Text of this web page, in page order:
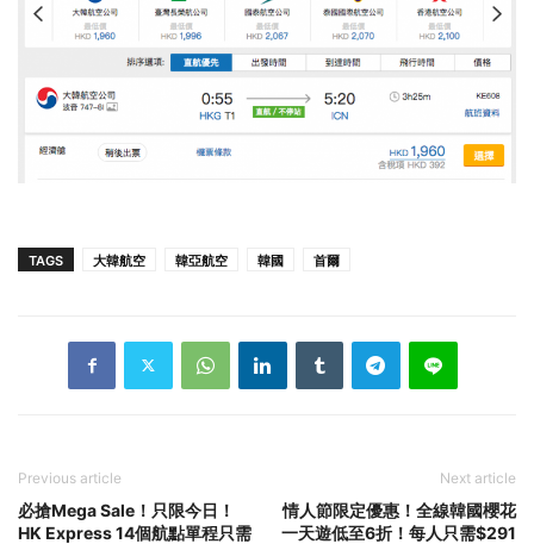
TAGS 大韓航空 韓亞航空 韓國 首爾
Previous article
必搶Mega Sale！只限今日！
HK Express 14個航點單程只需
Next article
情人節限定優惠！全線韓國櫻花
一天遊低至6折！每人只需$291